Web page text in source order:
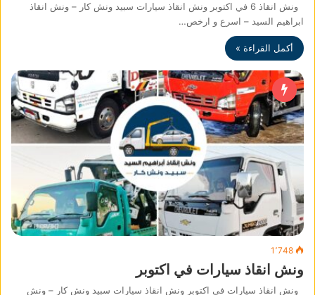
ونش انقاذ 6 في اكتوبر ونش انقاذ سيارات سبيد ونش كار – ونش انقاذ
ابراهيم السيد – اسرع و ارخص…
أكمل القراءة »
1٬748
ونش انقاذ سيارات في اكتوبر
ونش انقاذ سيارات في اكتوبر ونش انقاذ سيارات سبيد ونش كار – ونش